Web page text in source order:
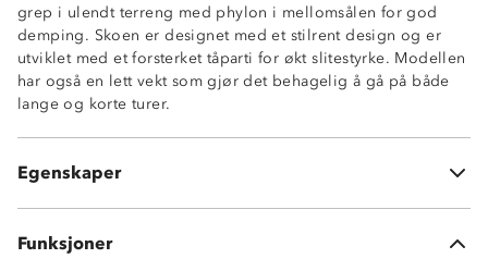
grep i ulendt terreng med phylon i mellomsålen for god
demping. Skoen er designet med et stilrent design og er
utviklet med et forsterket tåparti for økt slitestyrke. Modellen
har også en lett vekt som gjør det behagelig å gå på både
lange og korte turer.
Egenskaper
Vanntett membran
3-sesong sko (vår, høst og vinter)
Gripsåle i gummi
Forsterket tå- og hælparti
Funksjoner